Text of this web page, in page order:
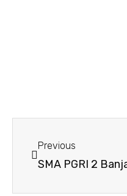
Previous